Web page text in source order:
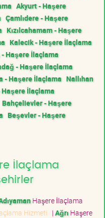
Akyurt - Haşere
Çamlıdere - Haşere
Kızılcahamam - Haşere
Kalecik - Haşere İlaçlama
- Haşere İlaçlama
- Haşere İlaçlama
- Haşere İlaçlama Nallıhan
Haşere İlaçlama
Bahçelievler - Haşere
Beşevler - Haşere
İlaçlama
Haşere İlaçlama
Hizmeti | Ağrı Haşere